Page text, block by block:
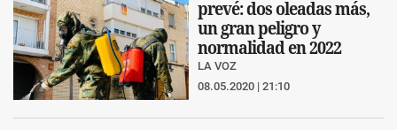
prevé: dos oleadas más,
un gran peligro y
normalidad en 2022
LA VOZ
08.05.2020 | 21:10